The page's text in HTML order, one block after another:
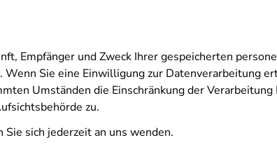
Empfänger und Zweck Ihrer gespeicherten
Sie eine Einwilligung zur Datenverarbeitung
Umständen die Einschränkung der
zu.
sich jederzeit an uns wenden.